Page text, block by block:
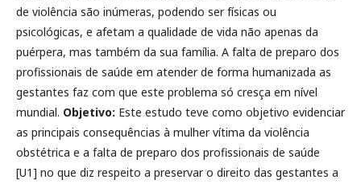
de violência são inúmeras, podendo ser físicas ou
psicológicas, e afetam a qualidade de vida não apenas da
puérpera, mas também da sua família. A falta de preparo dos
profissionais de saúde em atender de forma humanizada as
gestantes faz com que este problema só cresça em nível
mundial. Objetivo: Este estudo teve como objetivo evidenciar
as principais consequências à mulher vítima da violência
obstétrica e a falta de preparo dos profissionais de saúde
[U1] no que diz respeito a preservar o direito das gestantes a